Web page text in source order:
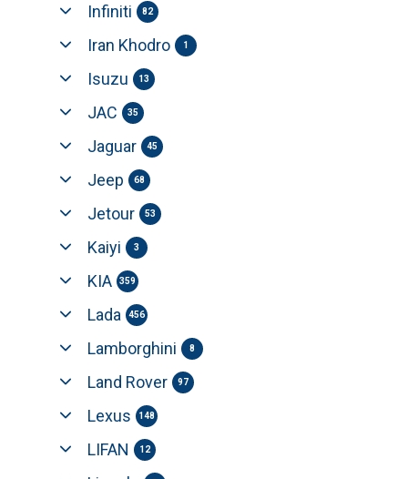
Infiniti 82
Iran Khodro 1
Isuzu 13
JAC 35
Jaguar 45
Jeep 68
Jetour 53
Kaiyi 3
KIA 359
Lada 456
Lamborghini 8
Land Rover 97
Lexus 148
LIFAN 12